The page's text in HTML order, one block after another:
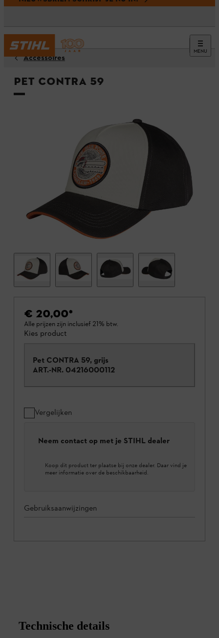
MENU
Accessoires
Pet CONTRA 59
€ 20,00*
Alle prijzen zijn inclusief 21% btw.
Kies product
Pet CONTRA 59, grijs
ART.-NR. 04216000112
Vergelijken
Neem contact op met je STIHL dealer
Koop dit product ter plaatse bij onze dealer. Daar vind je
meer informatie over de beschikbaarheid.
Gebruiksaanwijzingen
Technische details